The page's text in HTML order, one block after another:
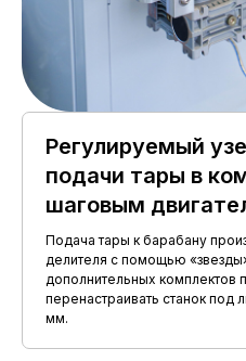
Регулируемый
подачи тары в
шаговым
Подача тары к барабану
делителя с помощью
дополнительных комплектов
перенастраивать станок под
мм.